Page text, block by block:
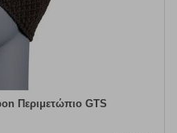
Περιμετώπιο GTS